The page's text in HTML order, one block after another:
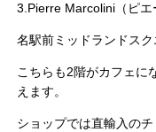
3.Pierre Marcolini（ピエ
名駅前ミッドランドス
こちらも2階がカフェに
えます。
ショップでは直輸入の